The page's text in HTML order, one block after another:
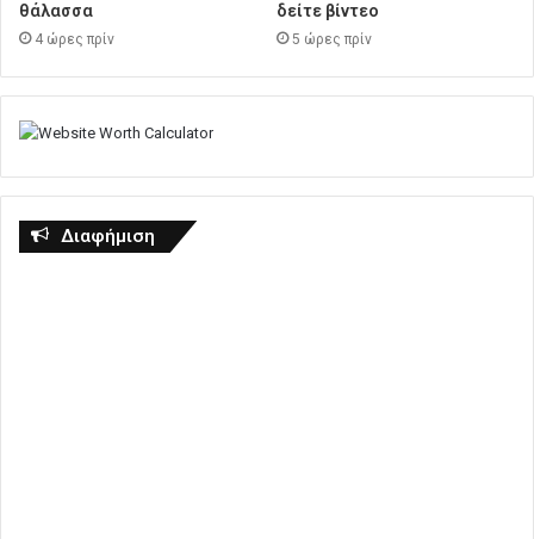
θάλασσα
4 ώρες πρίν
δείτε βίντεο
5 ώρες πρίν
Διαφήμιση